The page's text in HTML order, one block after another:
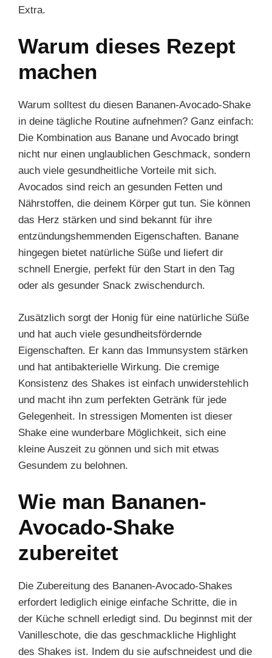
Extra.
Warum dieses Rezept
machen
Warum solltest du diesen Bananen-Avocado-Shake
in deine tägliche Routine aufnehmen? Ganz einfach:
Die Kombination aus Banane und Avocado bringt
nicht nur einen unglaublichen Geschmack, sondern
auch viele gesundheitliche Vorteile mit sich.
Avocados sind reich an gesunden Fetten und
Nährstoffen, die deinem Körper gut tun. Sie können
das Herz stärken und sind bekannt für ihre
entzündungshemmenden Eigenschaften. Banane
hingegen bietet natürliche Süße und liefert dir
schnell Energie, perfekt für den Start in den Tag
oder als gesunder Snack zwischendurch.
Zusätzlich sorgt der Honig für eine natürliche Süße
und hat auch viele gesundheitsfördernde
Eigenschaften. Er kann das Immunsystem stärken
und hat antibakterielle Wirkung. Die cremige
Konsistenz des Shakes ist einfach unwiderstehlich
und macht ihn zum perfekten Getränk für jede
Gelegenheit. In stressigen Momenten ist dieser
Shake eine wunderbare Möglichkeit, sich eine
kleine Auszeit zu gönnen und sich mit etwas
Gesundem zu belohnen.
Wie man Bananen-
Avocado-Shake
zubereitet
Die Zubereitung des Bananen-Avocado-Shakes
erfordert lediglich einige einfache Schritte, die in
der Küche schnell erledigt sind. Du beginnst mit der
Vanilleschote, die das geschmackliche Highlight
des Shakes ist. Indem du sie aufschneidest und die